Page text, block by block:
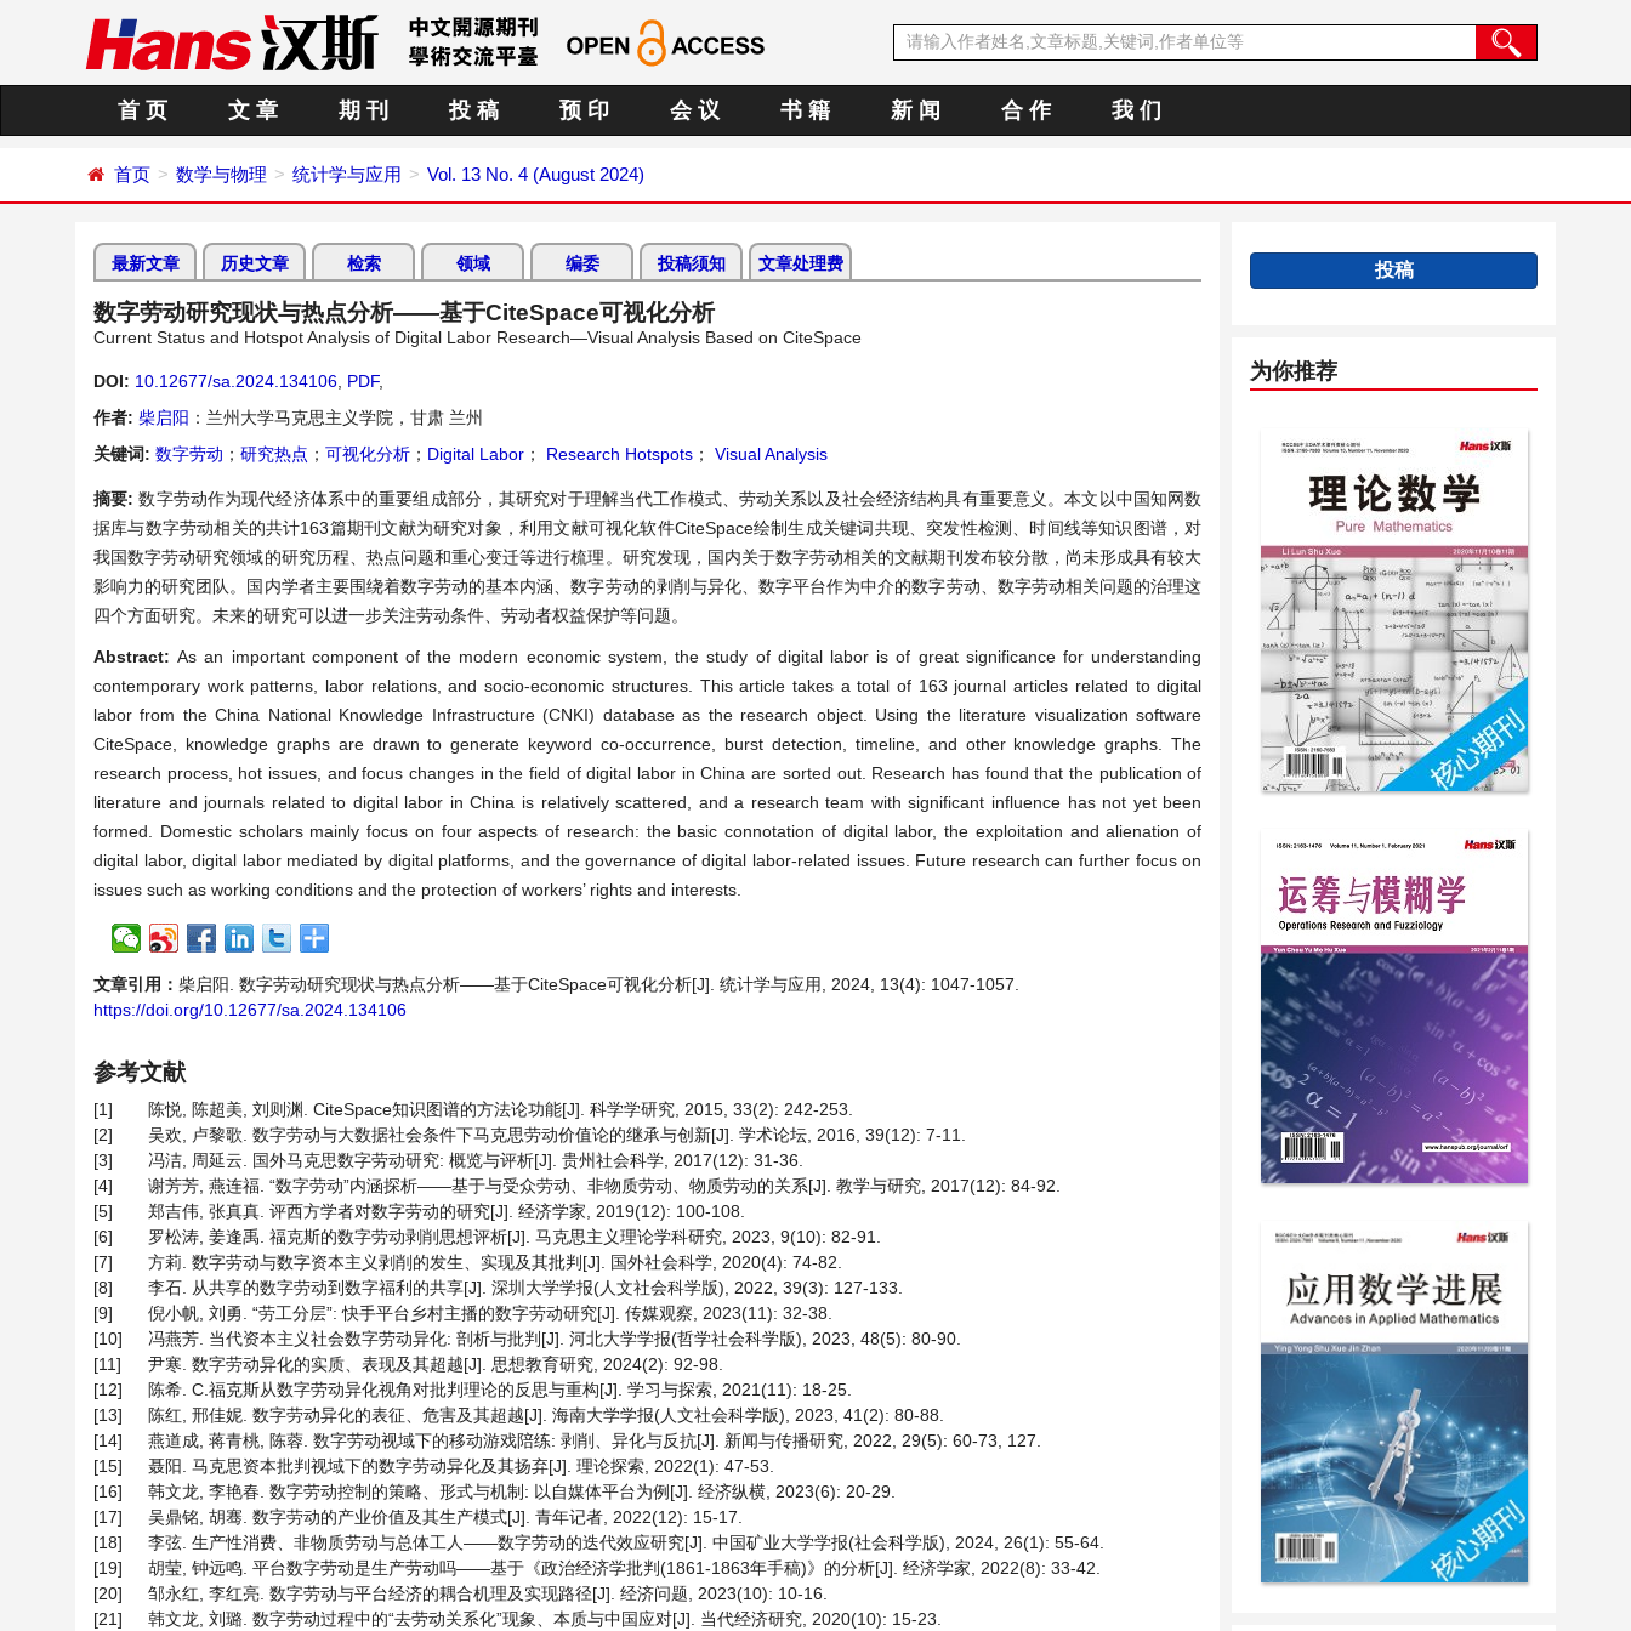
首 页 文 章 期 刊 投 稿 预 印 会 议 书 籍 新 闻 合 作 我 们
首页 数学与物理 统计学与应用 Vol. 13 No. 4 (August 2024)
最新文章 历史文章 检索 领域 编委 投稿须知 文章处理费
数字劳动研究现状与热点分析——基于CiteSpace可视化分析
Current Status and Hotspot Analysis of Digital Labor Research—Visual Analysis Based on CiteSpace
DOI: 10.12677/sa.2024.134106 PDF,
作者: 柴启阳 ：兰州大学马克思主义学院，甘肃 兰州
关键词: 数字劳动 ； 研究热点 ； 可视化分析 ； Digital Labor ； Research Hotspots ； Visual Analysis
摘要:数字劳动作为现代经济体系中的重要组成部分，其研究对于理解当代工作模式、劳动关系以及社会经济结构具有重要意义。本文以中国知网数
据库与数字劳动相关的共计163篇期刊文献为研究对象，利用文献可视化软件CiteSpace绘制生成关键词共现、突发性检测、时间线等知识图谱，对
我国数字劳动研究领域的研究历程、热点问题和重心变迁等进行梳理。研究发现，国内关于数字劳动相关的文献期刊发布较分散，尚未形成具有较大
影响力的研究团队。国内学者主要围绕着数字劳动的基本内涵、数字劳动的剥削与异化、数字平台作为中介的数字劳动、数字劳动相关问题的治理这
四个方面研究。未来的研究可以进一步关注劳动条件、劳动者权益保护等问题。
Abstract:As an important component of the modern economic system, the study of digital labor is of great significance for understanding
contemporary work patterns, labor relations, and socio-economic structures. This article takes a total of 163 journal articles related to digital
labor from the China National Knowledge Infrastructure (CNKI) database as the research object. Using the literature visualization software
CiteSpace, knowledge graphs are drawn to generate keyword co-occurrence, burst detection, timeline, and other knowledge graphs. The
research process, hot issues, and focus changes in the field of digital labor in China are sorted out. Research has found that the publication of
literature and journals related to digital labor in China is relatively scattered, and a research team with significant influence has not yet been
formed. Domestic scholars mainly focus on four aspects of research: the basic connotation of digital labor, the exploitation and alienation of
digital labor, digital labor mediated by digital platforms, and the governance of digital labor-related issues. Future research can further focus on
issues such as working conditions and the protection of workers’ rights and interests.
文章引用： 柴启阳. 数字劳动研究现状与热点分析——基于CiteSpace可视化分析[J]. 统计学与应用, 2024, 13(4): 1047-1057.
https://doi.org/10.12677/sa.2024.134106
参考文献
[1]
陈悦, 陈超美, 刘则渊. CiteSpace知识图谱的方法论功能[J]. 科学学研究, 2015, 33(2): 242-253.
[2]
吴欢, 卢黎歌. 数字劳动与大数据社会条件下马克思劳动价值论的继承与创新[J]. 学术论坛, 2016, 39(12): 7-11.
[3]
冯洁, 周延云. 国外马克思数字劳动研究: 概览与评析[J]. 贵州社会科学, 2017(12): 31-36.
[4]
谢芳芳, 燕连福. “数字劳动”内涵探析——基于与受众劳动、非物质劳动、物质劳动的关系[J]. 教学与研究, 2017(12): 84-92.
[5]
郑吉伟, 张真真. 评西方学者对数字劳动的研究[J]. 经济学家, 2019(12): 100-108.
[6]
罗松涛, 姜逢禹. 福克斯的数字劳动剥削思想评析[J]. 马克思主义理论学科研究, 2023, 9(10): 82-91.
[7]
方莉. 数字劳动与数字资本主义剥削的发生、实现及其批判[J]. 国外社会科学, 2020(4): 74-82.
[8]
李石. 从共享的数字劳动到数字福利的共享[J]. 深圳大学学报(人文社会科学版), 2022, 39(3): 127-133.
[9]
倪小帆, 刘勇. “劳工分层”: 快手平台乡村主播的数字劳动研究[J]. 传媒观察, 2023(11): 32-38.
[10]
冯燕芳. 当代资本主义社会数字劳动异化: 剖析与批判[J]. 河北大学学报(哲学社会科学版), 2023, 48(5): 80-90.
[11]
尹寒. 数字劳动异化的实质、表现及其超越[J]. 思想教育研究, 2024(2): 92-98.
[12]
陈希. C.福克斯从数字劳动异化视角对批判理论的反思与重构[J]. 学习与探索, 2021(11): 18-25.
[13]
陈红, 邢佳妮. 数字劳动异化的表征、危害及其超越[J]. 海南大学学报(人文社会科学版), 2023, 41(2): 80-88.
[14]
燕道成, 蒋青桃, 陈蓉. 数字劳动视域下的移动游戏陪练: 剥削、异化与反抗[J]. 新闻与传播研究, 2022, 29(5): 60-73, 127.
[15]
聂阳. 马克思资本批判视域下的数字劳动异化及其扬弃[J]. 理论探索, 2022(1): 47-53.
[16]
韩文龙, 李艳春. 数字劳动控制的策略、形式与机制: 以自媒体平台为例[J]. 经济纵横, 2023(6): 20-29.
[17]
吴鼎铭, 胡骞. 数字劳动的产业价值及其生产模式[J]. 青年记者, 2022(12): 15-17.
[18]
李弦. 生产性消费、非物质劳动与总体工人——数字劳动的迭代效应研究[J]. 中国矿业大学学报(社会科学版), 2024, 26(1): 55-64.
[19]
胡莹, 钟远鸣. 平台数字劳动是生产劳动吗——基于《政治经济学批判(1861-1863年手稿)》的分析[J]. 经济学家, 2022(8): 33-42.
[20]
邹永红, 李红亮. 数字劳动与平台经济的耦合机理及实现路径[J]. 经济问题, 2023(10): 10-16.
[21]
韩文龙, 刘璐. 数字劳动过程中的“去劳动关系化”现象、本质与中国应对[J]. 当代经济研究, 2020(10): 15-23.
投稿
为你推荐